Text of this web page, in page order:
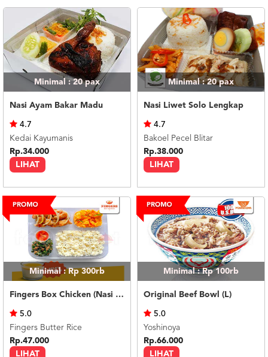
Minimal : 20pax
Nasi Ayam Bakar Madu
LIHAT
4.7
Kedai Kayumanis
Rp.34.000
Minimal : 20pax
Nasi Liwet Solo Lengkap
LIHAT
4.7
Bakoel Pecel Blitar
Rp.38.000
Minimal : Rp 300rb
Fingers Box Chicken (Nasi Putih) Silky Pudding
LIHAT
5.0
Fingers Butter Rice
Rp.47.000
Minimal : Rp 100rb
Original Beef Bowl (L)
LIHAT
5.0
Yoshinoya
Rp.66.000